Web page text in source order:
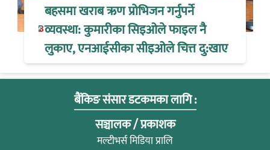
बहसमा खराब ऋण प्रोभिजन गर्नुपर्ने
व्यवस्था: कुमारीका सिइओले फाइल नै
लुकाए, एनआईसीका सीइओले चित्त दु:खाए
बैंकिङ संसार डटकमका लागि :
सञ्चालक / प्रकाशक
मल्टीभर्स मिडिया प्रालि